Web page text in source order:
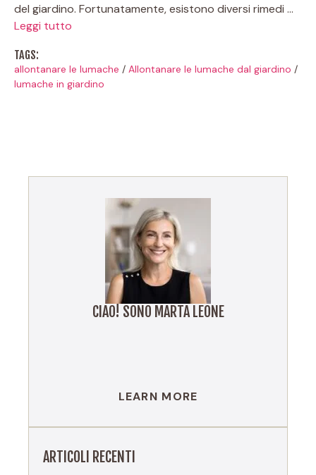
del giardino. Fortunatamente, esistono diversi rimedi …
Leggi tutto
TAGS:
allontanare le lumache / Allontanare le lumache dal giardino /
lumache in giardino
CIAO! SONO MARTA LEONE
LEARN MORE
ARTICOLI RECENTI